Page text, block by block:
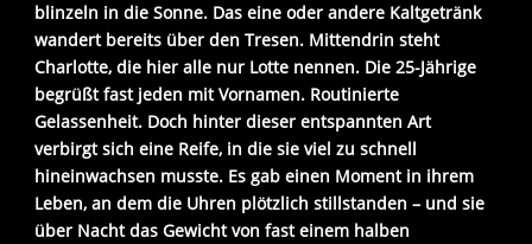
blinzeln in die Sonne. Das eine oder andere Kaltgetränk
wandert bereits über den Tresen. Mittendrin steht
Charlotte, die hier alle nur Lotte nennen. Die 25-Jährige
begrüßt fast jeden mit Vornamen. Routinierte
Gelassenheit. Doch hinter dieser entspannten Art
verbirgt sich eine Reife, in die sie viel zu schnell
hineinwachsen musste. Es gab einen Moment in ihrem
Leben, an dem die Uhren plötzlich stillstanden – und sie
über Nacht das Gewicht von fast einem halben